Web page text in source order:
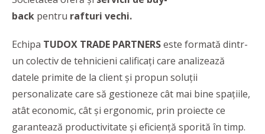
back pentru rafturi vechi.
Echipa TUDOX TRADE PARTNERSeste formată dintr-
un colectiv de tehnicieni calificați care analizează
datele primite de la client și propun soluții
personalizate care să gestioneze cât mai bine spațiile,
atât economic, cât și ergonomic, prin proiecte ce
garantează productivitate şi eficienţă sporită în timp.